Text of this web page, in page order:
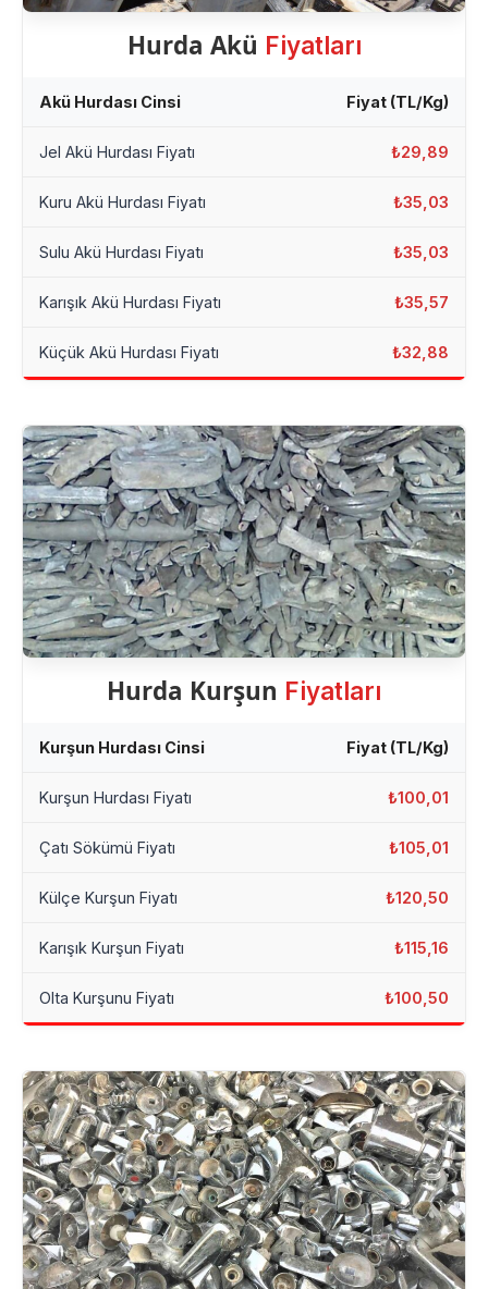
Hurda Akü Fiyatları
Akü Hurdası Cinsi Fiyat (TL/Kg)
Jel Akü Hurdası Fiyatı ₺29,89
Kuru Akü Hurdası Fiyatı ₺35,03
Sulu Akü Hurdası Fiyatı ₺35,03
Karışık Akü Hurdası Fiyatı ₺35,57
Küçük Akü Hurdası Fiyatı ₺32,88
Hurda Kurşun Fiyatları
Kurşun Hurdası Cinsi Fiyat (TL/Kg)
Kurşun Hurdası Fiyatı ₺100,01
Çatı Sökümü Fiyatı ₺105,01
Külçe Kurşun Fiyatı ₺120,50
Karışık Kurşun Fiyatı ₺115,16
Olta Kurşunu Fiyatı ₺100,50